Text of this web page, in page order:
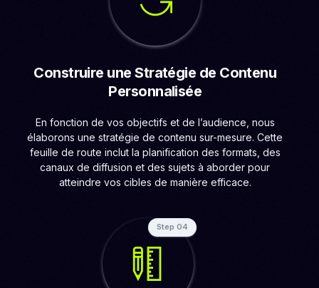
Construire une Stratégie de Contenu
Personnalisée
En fonction de vos objectifs et de l’audience, nous
élaborons une stratégie de contenu sur-mesure. Cette
feuille de route inclut la planification des formats, des
canaux de diffusion et des sujets à aborder pour
atteindre vos cibles de manière efficace.
Step 04